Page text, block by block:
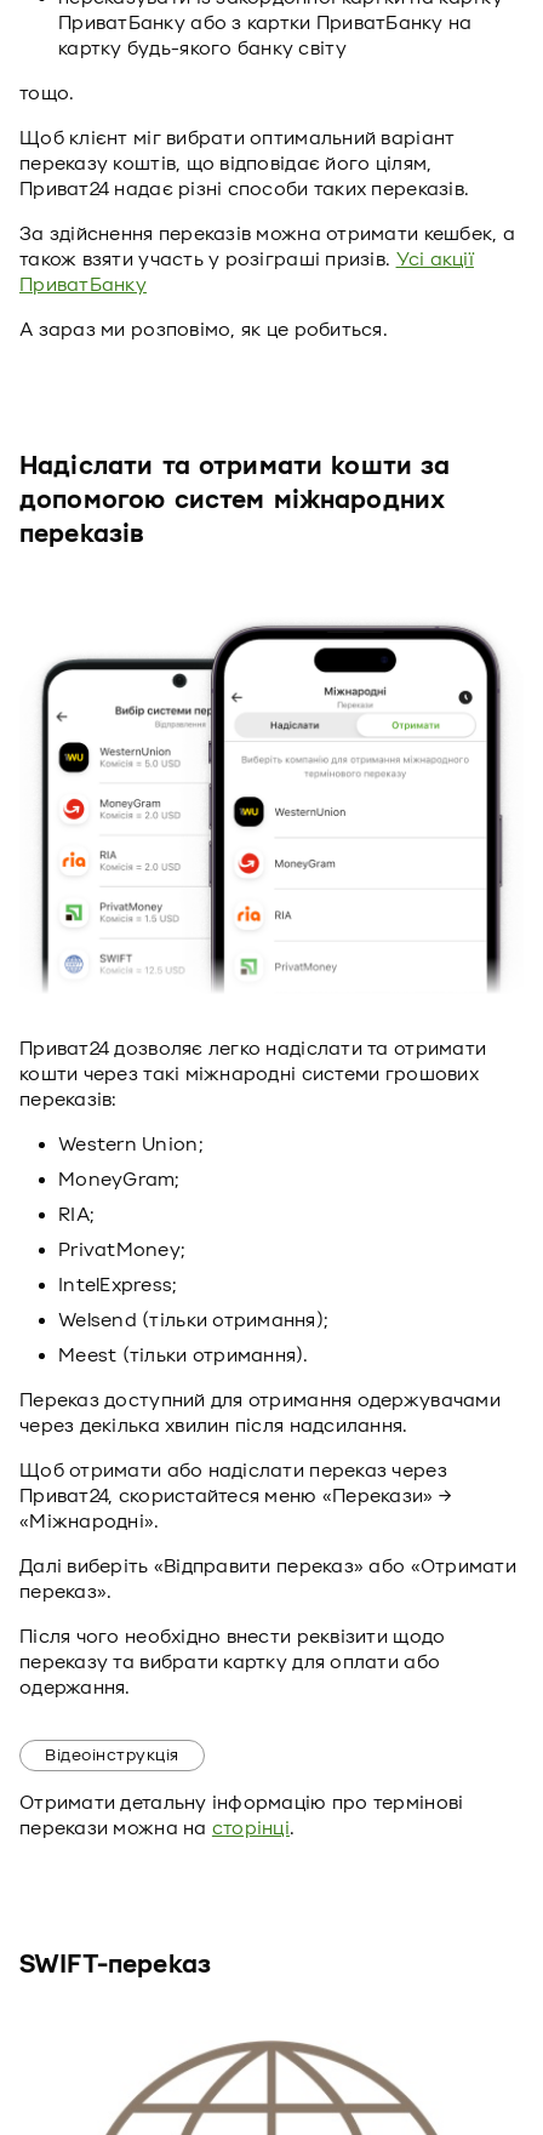
ПриватБанку або з картки ПриватБанку на
картку будь-якого банку світу
тощо.
Щоб клієнт міг вибрати оптимальний варіант
переказу коштів, що відповідає його цілям,
Приват24 надає різні способи таких переказів.
За здійснення переказів можна отримати кешбек, а
також взяти участь у розіграші призів. Усі акції
ПриватБанку
А зараз ми розповімо, як це робиться.
Надіслати та отримати кошти за
допомогою систем міжнародних
переказів
Приват24 дозволяє легко надіслати та отримати
кошти через такі міжнародні системи грошових
переказів:
Western Union;
MoneyGram;
RIA;
PrivatMoney;
IntelExpress;
Welsend (тільки отримання);
Meest (тільки отримання).
Переказ доступний для отримання одержувачами
через декілька хвилин після надсилання.
Щоб отримати або надіслати переказ через
Приват24, скористайтеся меню «Перекази» →
«Міжнародні».
Далі виберіть «Відправити переказ» або «Отримати
переказ».
Після чого необхідно внести реквізити щодо
переказу та вибрати картку для оплати або
одержання.
Відеоінструкція
Отримати детальну інформацію про термінові
перекази можна на сторінці.
SWIFT-переказ